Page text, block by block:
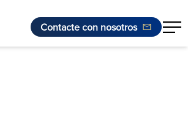
Contacte con nosotros